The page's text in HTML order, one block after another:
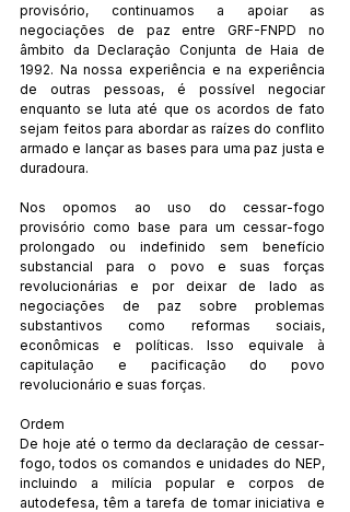
provisório, continuamos a apoiar as
negociações de paz entre GRF-FNPD no
âmbito da Declaração Conjunta de Haia de
1992. Na nossa experiência e na experiência
de outras pessoas, é possível negociar
enquanto se luta até que os acordos de fato
sejam feitos para abordar as raízes do conflito
armado e lançar as bases para uma paz justa e
duradoura.
Nos opomos ao uso do cessar-fogo
provisório como base para um cessar-fogo
prolongado ou indefinido sem benefício
substancial para o povo e suas forças
revolucionárias e por deixar de lado as
negociações de paz sobre problemas
substantivos como reformas sociais,
econômicas e políticas. Isso equivale à
capitulação e pacificação do povo
revolucionário e suas forças.
Ordem
De hoje até o termo da declaração de cessar-
fogo, todos os comandos e unidades do NEP,
incluindo a milícia popular e corpos de
autodefesa, têm a tarefa de tomar iniciativa e